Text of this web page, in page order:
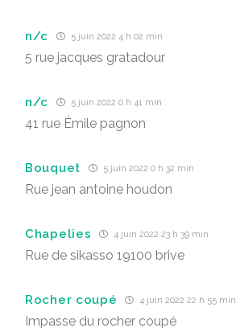
n/c 5 juin 2022 4 h 02 min
5 rue jacques gratadour
n/c 5 juin 2022 0 h 41 min
41 rue Émile pagnon
Bouquet 5 juin 2022 0 h 32 min
Rue jean antoine houdon
Chapelies 4 juin 2022 23 h 39 min
Rue de sikasso 19100 brive
Rocher coupé 4 juin 2022 22 h 55 min
Impasse du rocher coupé